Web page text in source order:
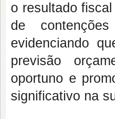
o resultado
de
evidenciando
previsão
oportuno e
significativo na